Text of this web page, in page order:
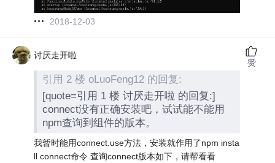
2018-12-03
讨厌走开啦
引用 2 楼 oLuoFeng12 的回复:
[quote=引用 1 楼 讨厌走开啦 的回复:]
connect没有正确安装吧，试试能不能用
npm查询到组件的版本。
我暂时能用connect.use方法，安装就作用了npm insta
ll connect命令 查询connect版本如下，请帮看看
赞